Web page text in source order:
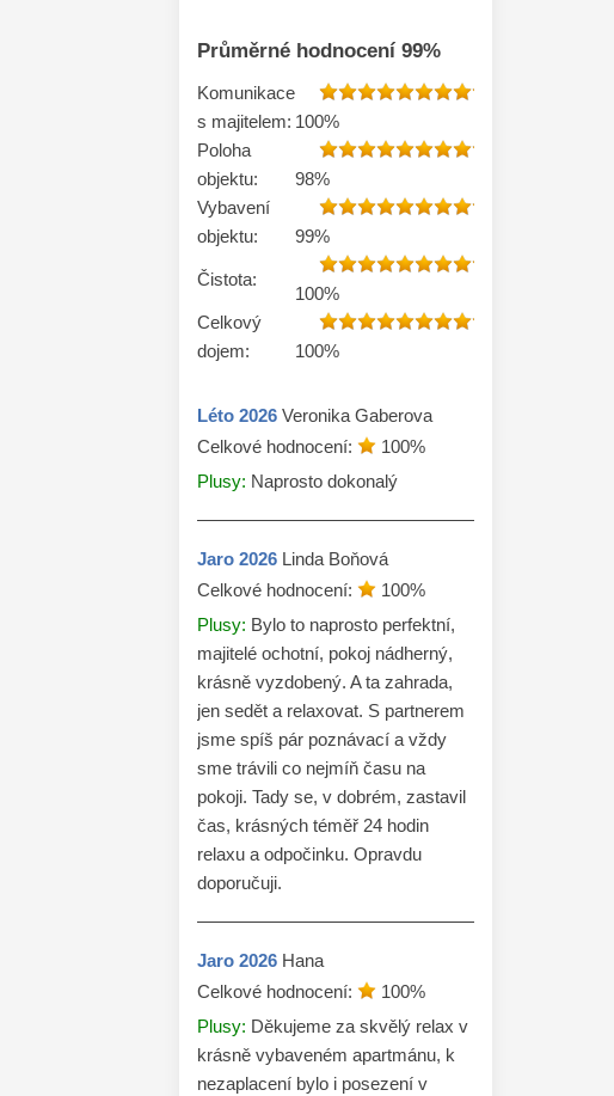
Průměrné hodnocení 99%
Komunikace
s majitelem: 100%
Poloha
objektu:
98%
Vybavení
objektu:
99%
Čistota:
100%
Celkový
dojem:
100%
Léto 2026 Veronika Gaberova
Celkové hodnocení:
100%
Plusy: Naprosto dokonalý
Jaro 2026 Linda Boňová
Celkové hodnocení:
100%
Plusy: Bylo to naprosto perfektní,
majitelé ochotní, pokoj nádherný,
krásně vyzdobený. A ta zahrada,
jen sedět a relaxovat. S partnerem
jsme spíš pár poznávací a vždy
sme trávili co nejmíň času na
pokoji. Tady se, v dobrém, zastavil
čas, krásných téměř 24 hodin
relaxu a odpočinku. Opravdu
doporučuji.
Jaro 2026 Hana
Celkové hodnocení:
100%
Plusy: Děkujeme za skvělý relax v
krásně vybaveném apartmánu, k
nezaplacení bylo i posezení v